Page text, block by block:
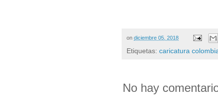
on diciembre 05, 2018
Etiquetas: caricatura
No hay